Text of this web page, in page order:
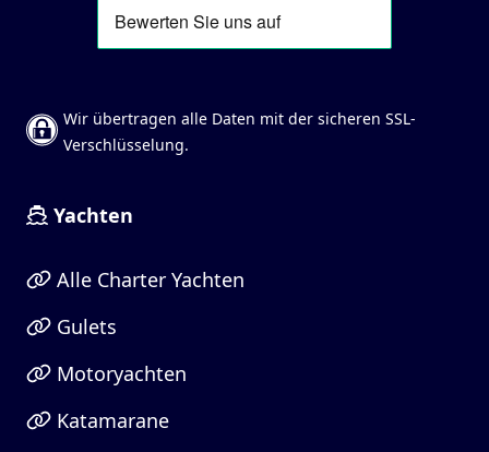
Wir übertragen alle Daten mit der sicheren SSL-
Verschlüsselung.
Yachten
Alle Charter Yachten
Gulets
Motoryachten
Katamarane